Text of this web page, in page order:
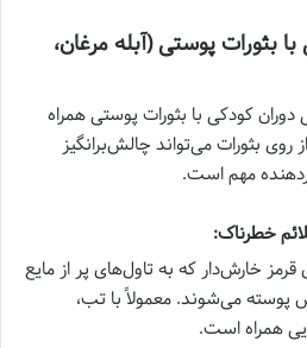
بثورات پوستی (آبله مرغان،
کودکی با بثورات پوستی همراه
بثورات می‌تواند چالش‌برانگیز
مهم است.
خطرناک:
قرمز خارش‌دار که به تاول‌های پر از مایع
می‌شوند. معمولاً با تب،
همراه است.